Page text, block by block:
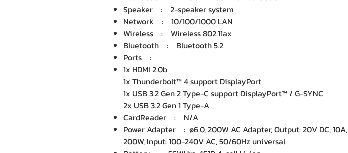
Speaker : 2-speaker system
Network : 10/100/1000 LAN
Wireless : Wireless 802.11ax
Bluetooth : Bluetooth 5.2
Ports :
1x HDMI 2.0b
1x Thunderbolt™ 4 support DisplayPort
1x USB 3.2 Gen 2 Type-C support DisplayPort™ / G-SYNC
2x USB 3.2 Gen 1 Type-A
CardReader : N/A
Power Adapter : ø6.0, 200W AC Adapter, Output: 20V DC, 10A,
200W, Input: 100-240V AC, 50/60Hz universal